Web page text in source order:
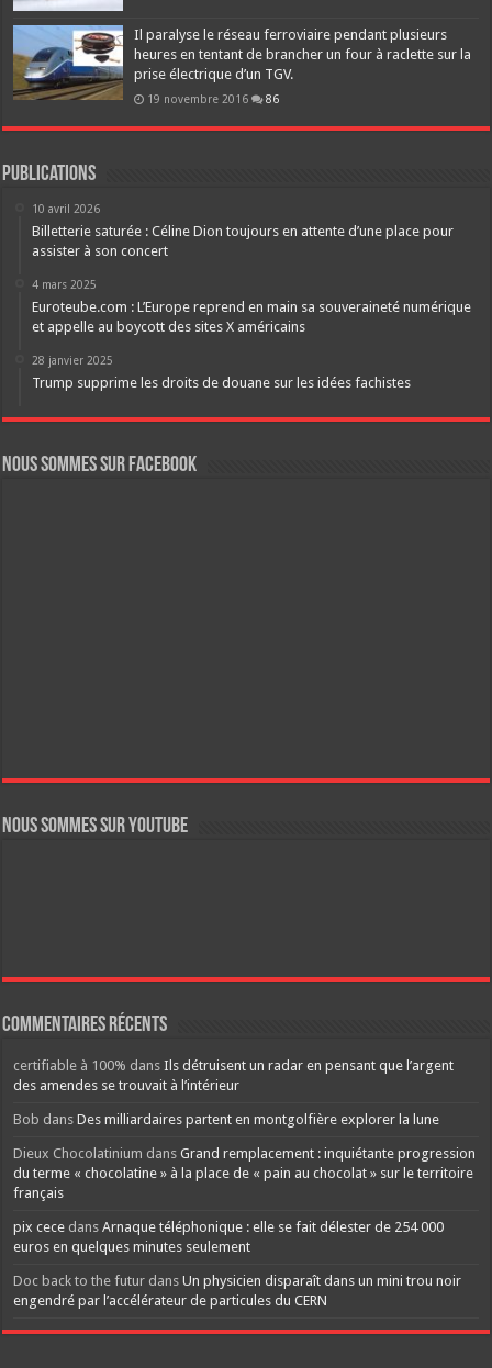
Il paralyse le réseau ferroviaire pendant plusieurs
heures en tentant de brancher un four à raclette sur la
prise électrique d’un TGV.
19 novembre 2016 86
Publications
10 avril 2026
Billetterie saturée : Céline Dion toujours en attente d’une place pour
assister à son concert
4 mars 2025
Euroteube.com : L’Europe reprend en main sa souveraineté numérique
et appelle au boycott des sites X américains
28 janvier 2025
Trump supprime les droits de douane sur les idées fachistes
Nous sommes sur FaceBook
Nous sommes sur YouTube
Commentaires récents
certifiable à 100% dansIls détruisent un radar en pensant que l’argent
des amendes se trouvait à l’intérieur
Bob dansDes milliardaires partent en montgolfière explorer la lune
Dieux Chocolatinium dansGrand remplacement : inquiétante progression
du terme « chocolatine » à la place de « pain au chocolat » sur le territoire
français
pix cece dansArnaque téléphonique : elle se fait délester de 254 000
euros en quelques minutes seulement
Doc back to the futur dansUn physicien disparaît dans un mini trou noir
engendré par l’accélérateur de particules du CERN